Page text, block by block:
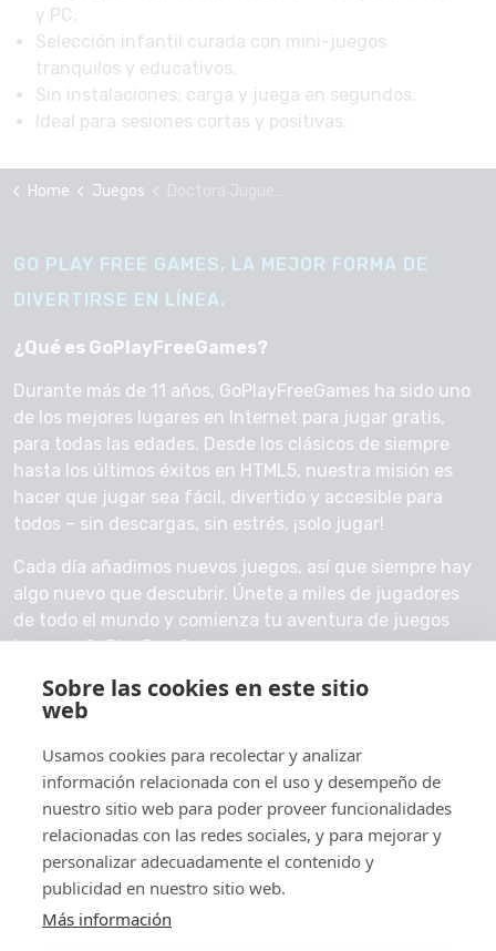
Sobre las cookies en este sitio
web
Usamos cookies para recolectar y analizar
información relacionada con el uso y desempeño de
nuestro sitio web para poder proveer funcionalidades
relacionadas con las redes sociales, y para mejorar y
personalizar adecuadamente el contenido y
publicidad en nuestro sitio web.
Más información
y PC.
Selección infantil curada con mini-juegos
tranquilos y educativos.
Sin instalaciones; carga y juega en segundos.
Ideal para sesiones cortas y positivas.
Home Juegos
GO PLAY FREE GAMES, LA MEJOR FORMA DE
DIVERTIRSE EN LÍNEA.
¿Qué es GoPlayFreeGames?
Durante más de 11 años, GoPlayFreeGames ha sido uno
de los mejores lugares en Internet para jugar gratis,
para todas las edades. Desde los clásicos de siempre
hasta los últimos éxitos en HTML5, nuestra misión es
hacer que jugar sea fácil, divertido y accesible para
todos – sin descargas, sin estrés, ¡solo jugar!
Cada día añadimos nuevos juegos, así que siempre hay
algo nuevo que descubrir. Únete a miles de jugadores
de todo el mundo y comienza tu aventura de juegos
hoy con GoPlayFreeGames.
Contáctanos
© 2026 GoPlayFreeGames
Política de privacidad